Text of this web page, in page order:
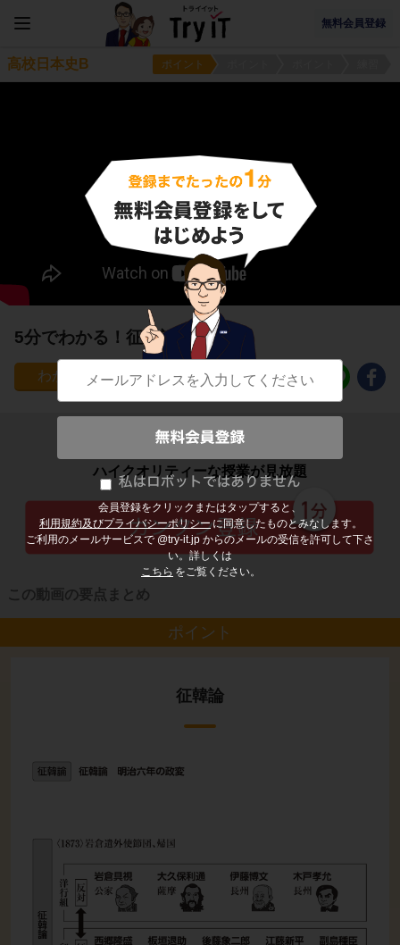
無料会員登録
会員登録をクリックまたはタップすると、
利用規約及びプライバシーポリシー に同意したものとみなします。
ご利用のメールサービスで @try-it.jp からのメールの受信を許可して下さ
い。詳しくは
こちら をご覧ください。
高校日本史B ポイント
5分でわかる！征韓論
131
子どもの勉強から大人の学び直しまで
ハイクオリティーな授業が見放題
この動画の要点まとめ
ポイント
征韓論